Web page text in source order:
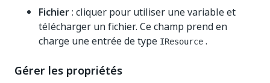
Fichier: cliquer pour utiliser une variable et
télécharger un fichier. Ce champ prend en
charge une entrée de type IResource .
Gérer les propriétés